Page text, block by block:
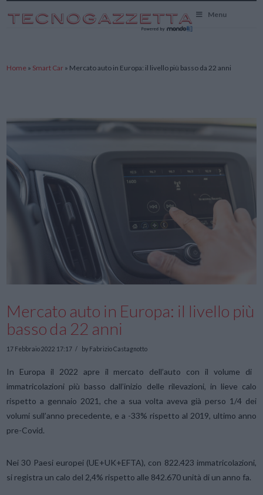
Menu
Home » Smart Car » Mercato auto in Europa: il livello più basso da 22 anni
Mercato auto in Europa: il livello più
basso da 22 anni
17 Febbraio 2022 17:17 by Fabrizio Castagnotto
In Europa il 2022 apre il mercato dell’auto con il volume di
immatricolazioni più basso dall’inizio delle rilevazioni, in lieve calo
rispetto a gennaio 2021, che a sua volta aveva già perso 1/4 dei
volumi sull’anno precedente, e a -33% rispetto al 2019, ultimo anno
pre-Covid.
Nei 30 Paesi europei (UE+UK+EFTA), con 822.423 immatricolazioni,
si registra un calo del 2,4% rispetto alle 842.670 unità di un anno fa.